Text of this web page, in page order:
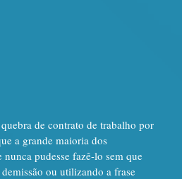
de contrato de trabalho por
a grande maioria dos
pudesse fazê-lo sem que
ou utilizando a frase